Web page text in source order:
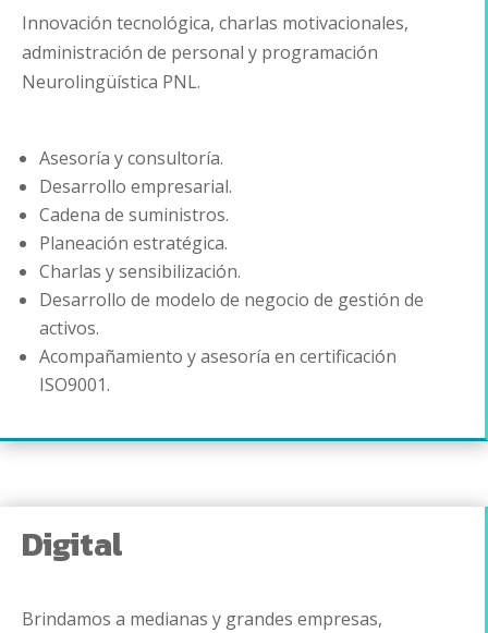
Innovación tecnológica, charlas motivacionales,
administración de personal y programación
Neurolingüística PNL.
Asesoría y consultoría.
Desarrollo empresarial.
Cadena de suministros.
Planeación estratégica.
Charlas y sensibilización.
Desarrollo de modelo de negocio de gestión de
activos.
Acompañamiento y asesoría en certificación
ISO9001.
Digital
Brindamos a medianas y grandes empresas,